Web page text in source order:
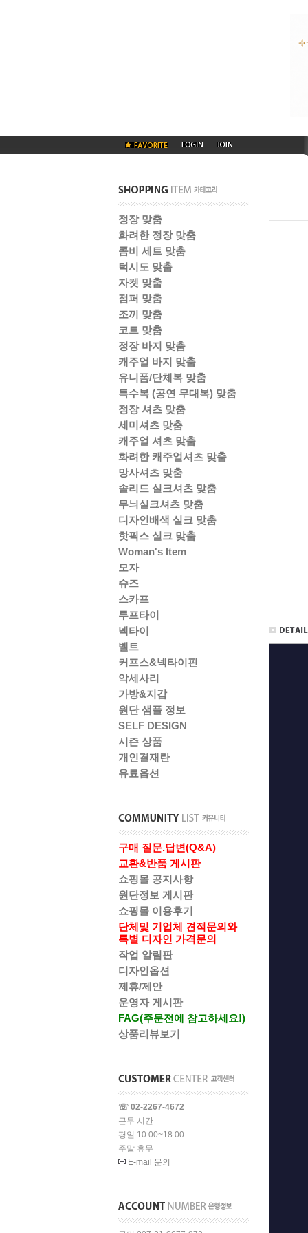
정장 맞춤
화려한 정장 맞춤
콤비 세트 맞춤
턱시도 맞춤
자켓 맞춤
점퍼 맞춤
조끼 맞춤
코트 맞춤
정장 바지 맞춤
캐주얼 바지 맞춤
유니폼/단체복 맞춤
특수복 (공연 무대복) 맞춤
정장 셔츠 맞춤
세미셔츠 맞춤
캐주얼 셔츠 맞춤
화려한 캐주얼셔츠 맞춤
망사셔츠 맞춤
솔리드 실크셔츠 맞춤
무늬실크셔츠 맞춤
디자인배색 실크 맞춤
핫픽스 실크 맞춤
Woman's Item
모자
슈즈
스카프
루프타이
넥타이
벨트
커프스&넥타이핀
악세사리
가방&지갑
원단 샘플 정보
SELF DESIGN
시즌 상품
개인결재란
유료옵션
구매 질문.답변(Q&A)
교환&반품 게시판
쇼핑몰 공지사항
원단정보 게시판
쇼핑몰 이용후기
단체및 기업체 견적문의와
특별 디자인 가격문의
작업 알림판
디자인옵션
제휴/제안
운영자 게시판
FAG(주문전에 참고하세요!)
상품리뷰보기
☏ 02-2267-4672
근무 시간
평일 10:00~18:00
주말 휴무
E-mail 문의